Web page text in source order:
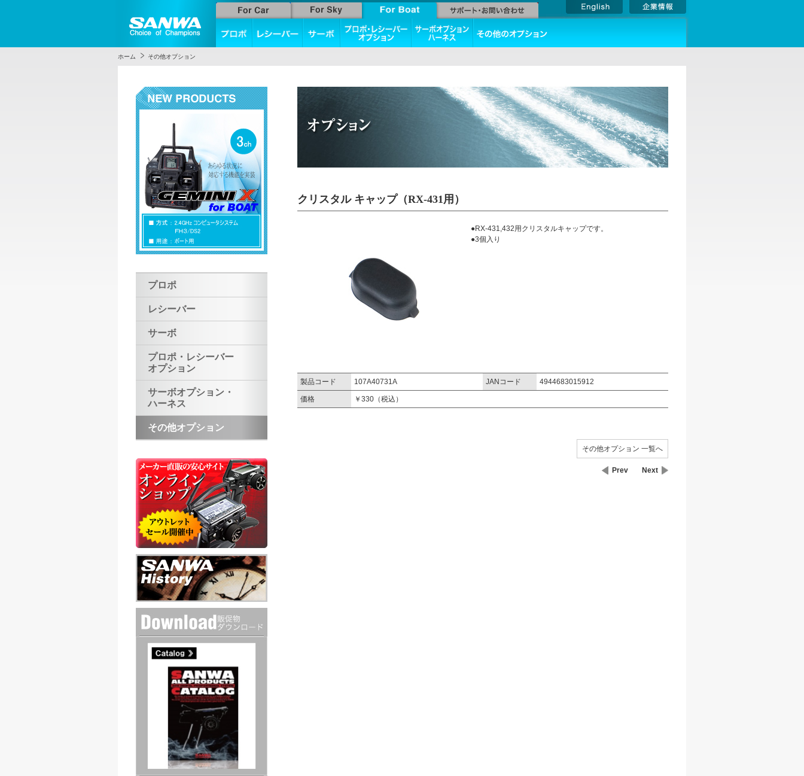
ホーム その他オプション
プロポ
レシーバー
サーボ
プロポ・レシーバー
オプション
サーボオプション・
ハーネス
その他オプション
クリスタル キャップ（RX-431用）
●RX-431,432用クリスタルキャップです。
●3個入り
製品コード 107A40731A JANコード 4944683015912
価格 ￥330（税込）
その他オプション 一覧へ
Prev Next